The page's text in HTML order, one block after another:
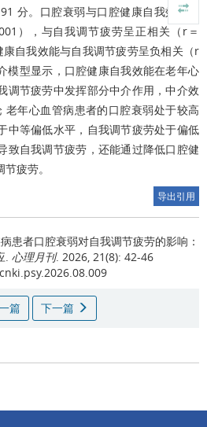
分。口腔衰弱与口腔健康自我效能呈
），与自我调节疲劳呈正相关（r＝
自我效能与自我调节疲劳呈负相关（r
模型显示，口腔健康自我效能在老年心
调节疲劳中发挥部分中介作用，中介效
老年心血管病患者的口腔衰弱处于较高
中等偏低水平，自我调节疲劳处于偏低
致自我调节疲劳，还能通过降低口腔健
疲劳。
导出引用
患者口腔衰弱对自我调节疲劳的影响：
. 心理月刊. 2026, 21(8): 42-46
篇 下一篇